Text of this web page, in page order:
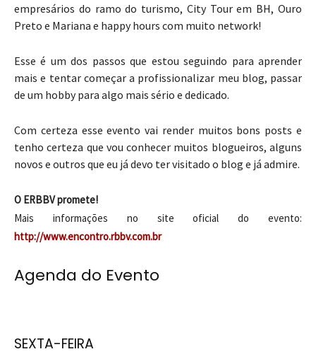
empresários do ramo do turismo, City Tour em BH, Ouro
Preto e Mariana e happy hours com muito network!
Esse é um dos passos que estou seguindo para aprender
mais e tentar começar a profissionalizar meu blog, passar
de um hobby para algo mais sério e dedicado.
Com certeza esse evento vai render muitos bons posts e
tenho certeza que vou conhecer muitos blogueiros, alguns
novos e outros que eu já devo ter visitado o blog e já admire.
O ERBBV promete!
Mais informações no site oficial do evento:
http://www.encontro.rbbv.com.br
Agenda do Evento
SEXTA-FEIRA